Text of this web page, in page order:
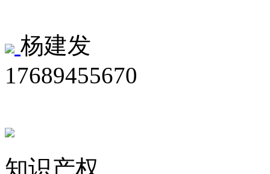
杨建发
17689455670
知识产权